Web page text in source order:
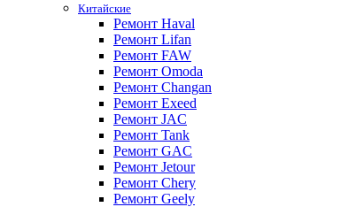
Китайские
Ремонт Haval
Ремонт Lifan
Ремонт FAW
Ремонт Omoda
Ремонт Changan
Ремонт Exeed
Ремонт JAC
Ремонт Tank
Ремонт GAC
Ремонт Jetour
Ремонт Chery
Ремонт Geely